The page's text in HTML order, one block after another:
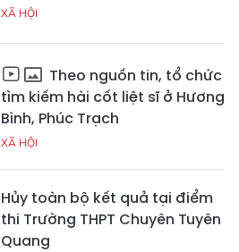
XÃ HỘI
Theo nguồn tin, tổ chức
tìm kiếm hài cốt liệt sĩ ở Hương
Bình, Phúc Trạch
XÃ HỘI
Hủy toàn bộ kết quả tại điểm
thi Trường THPT Chuyên Tuyên
Quang